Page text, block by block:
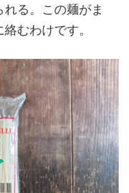
る。この麺がま
むわけです。